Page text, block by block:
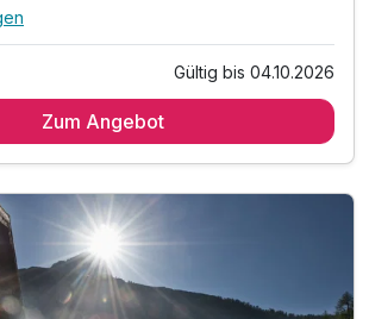
Frühstück vom Buffet
mit Sauna, Infrarotkabine
mit Bademantel und Saunatuch
„fit&well“ Bereich
Wanderbusses
Gültig bis 04.10.2026
Zum Angebot